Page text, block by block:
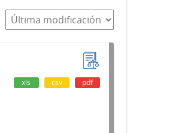
xls csv pdf